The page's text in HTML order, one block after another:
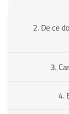
2. De ce
3.
4.